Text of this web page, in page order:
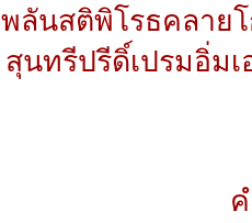
พลันสติพิโรธคลาย
สุนทรีปรีดิ์เปรมอิ่ม